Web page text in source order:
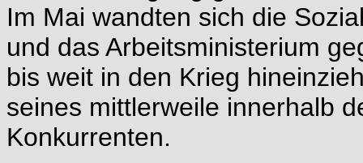
Im Mai wandten sich die
und das Arbeitsministerium
bis weit in den Krieg
seines mittlerweile innerhalb
Konkurrenten.